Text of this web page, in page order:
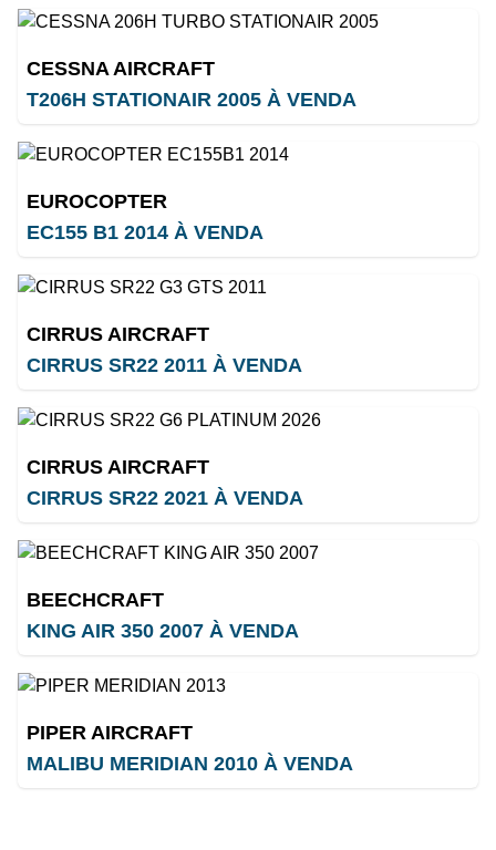
CESSNA AIRCRAFT
T206H STATIONAIR 2005 À VENDA
EUROCOPTER
EC155 B1 2014 À VENDA
CIRRUS AIRCRAFT
CIRRUS SR22 2011 À VENDA
CIRRUS AIRCRAFT
CIRRUS SR22 2021 À VENDA
BEECHCRAFT
KING AIR 350 2007 À VENDA
PIPER AIRCRAFT
MALIBU MERIDIAN 2010 À VENDA